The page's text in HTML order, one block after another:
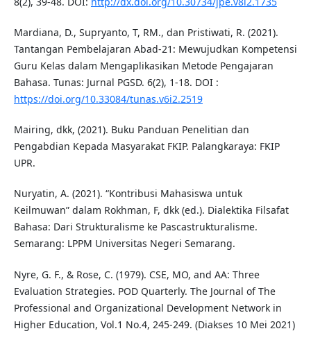
Mardiana, D., Supryanto, T, RM., dan Pristiwati, R. (2021).
Tantangan Pembelajaran Abad-21: Mewujudkan Kompetensi
Guru Kelas dalam Mengaplikasikan Metode Pengajaran
Bahasa. Tunas: Jurnal PGSD. 6(2), 1-18. DOI :
https://doi.org/10.33084/tunas.v6i2.2519
Mairing, dkk, (2021). Buku Panduan Penelitian dan
Pengabdian Kepada Masyarakat FKIP. Palangkaraya: FKIP
UPR.
Nuryatin, A. (2021). “Kontribusi Mahasiswa untuk
Keilmuwan” dalam Rokhman, F, dkk (ed.). Dialektika Filsafat
Bahasa: Dari Strukturalisme ke Pascastrukturalisme.
Semarang: LPPM Universitas Negeri Semarang.
Nyre, G. F., & Rose, C. (1979). CSE, MO, and AA: Three
Evaluation Strategies. POD Quarterly. The Journal of The
Professional and Organizational Development Network in
Higher Education, Vol.1 No.4, 245-249. (Diakses 10 Mei 2021)